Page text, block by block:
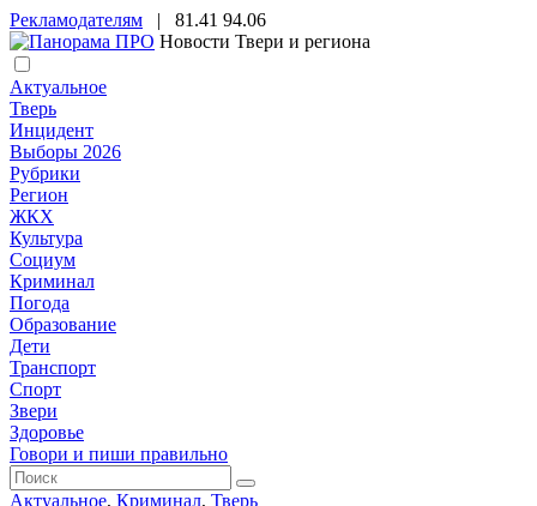
Рекламодателям | 81.41 94.06
Новости Твери и региона
Актуальное
Тверь
Инцидент
Выборы 2026
Рубрики
Регион
ЖКХ
Культура
Социум
Криминал
Погода
Образование
Дети
Транспорт
Спорт
Звери
Здоровье
Говори и пиши правильно
Актуальное, Криминал, Тверь